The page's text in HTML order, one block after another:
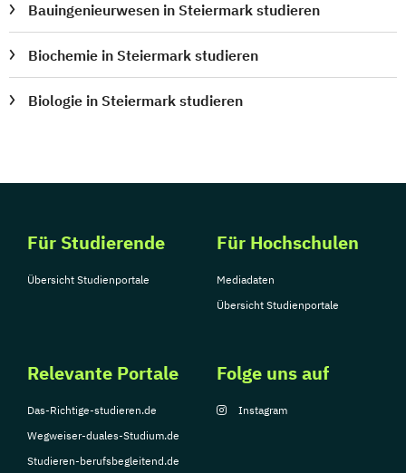
Robotics (DE/EN) Social Media
Software Engineering (EN)
Softwareentwicklung (DE/EN)
Soziale Arbeit
Soziale Arbeit Schwerpunkt Kinder und
Sozialpädagogik und Inklusion
Supply Chain Management
Umweltingenieurwesen Vertragsrecht
Wirtschaftsinformatik (DE/EN)
Wirtschaftsingenieurwesen Medizintechnik
Wirtschaftspsychologie (DE/EN)
Wirtschaftsrecht
Bauingenieurwesen in Steiermark studieren
Biochemie in Steiermark studieren
Biologie in Steiermark studieren
Für Studierende
Übersicht Studienportale
Für Hochschulen
Mediadaten
Übersicht Studienportale
Relevante Portale
Das-Richtige-studieren.de
Wegweiser-duales-Studium.de
Studieren-berufsbegleitend.de
Folge uns auf
Instagram